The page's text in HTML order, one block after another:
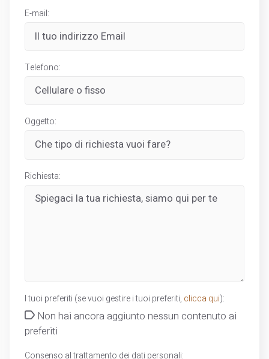
E-mail:
Telefono:
Oggetto:
Richiesta:
I tuoi preferiti (se vuoi gestire i tuoi preferiti, clicca qui):
Non hai ancora aggiunto nessun contenuto ai
preferiti
Consenso al trattamento dei dati personali: